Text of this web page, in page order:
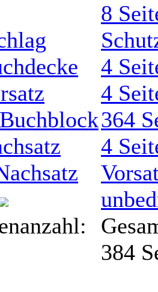
8
4
4
364
4
384